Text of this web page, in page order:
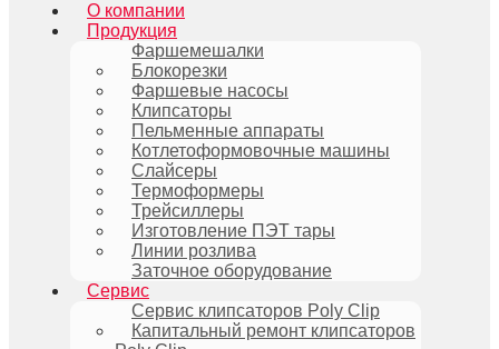
О компании
Продукция
Фаршемешалки
Блокорезки
Фаршевые насосы
Клипсаторы
Пельменные аппараты
Котлетоформовочные машины
Слайсеры
Термоформеры
Трейсиллеры
Изготовление ПЭТ тары
Линии розлива
Заточное оборудование
Сервис
Сервис клипсаторов Poly Clip
Капитальный ремонт клипсаторов